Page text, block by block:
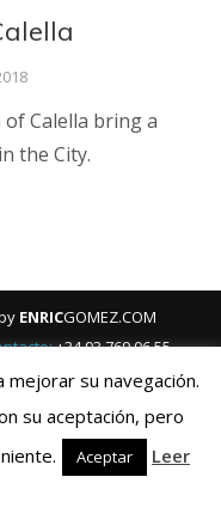
Calella bring a
the City.
ENRICGOMEZ.COM
+34 93 769 06 55
mejorar su navegación.
su aceptación, pero
Aceptar
Leer
English
Français